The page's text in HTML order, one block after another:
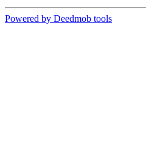
Powered by Deedmob tools